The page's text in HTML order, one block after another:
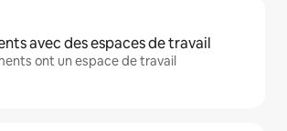
avec des espaces de travail
ont un espace de travail